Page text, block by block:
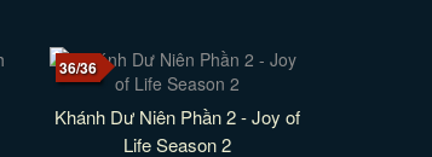
36/36
Khánh Dư Niên Phần 2 - Joy of
Life Season 2